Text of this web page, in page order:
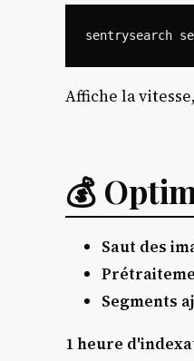
Affiche la
💰
Saut des
Segments
1 heure